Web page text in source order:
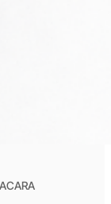
ACARA